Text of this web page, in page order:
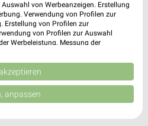
von Werbeanzeigen. Erstellung
Verwendung von Profilen zur
Erstellung von Profilen zur
von Profilen zur Auswahl
Werbeleistung. Messung der
Quellen. Entwicklung und
reduzierter Daten zur Auswahl
Union weitergegeben und in die
anpassen